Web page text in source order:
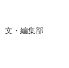
文・編集部